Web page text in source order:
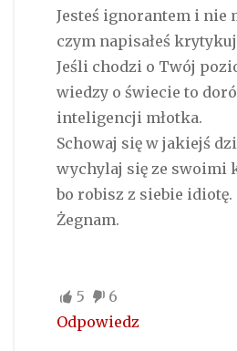
Jesteś ignorantem i nie
czym napisałeś
Jeśli chodzi o Twój
wiedzy o świecie to
inteligencji młotka.
Schowaj się w jakiejś
wychylaj się ze swoimi
bo robisz z siebie idiotę.
Żegnam.
5
6
Odpowiedz